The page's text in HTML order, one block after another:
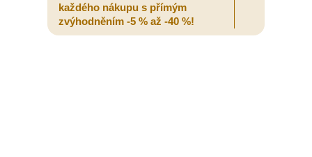
každého nákupu s přímým
zvýhodněním -5 % až -40 %!